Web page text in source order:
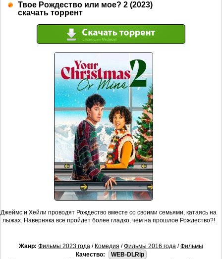
Твое Рождество или мое? 2 (2023)
скачать торрент
Джеймс и Хейли проводят Рождество вместе со своими семьями, катаясь на
лыжах. Наверняка все пройдет более гладко, чем на прошлое Рождество?!
Жанр: Фильмы 2023 года / Комедия /Фильмы 2016 года /Фильмы
Качество:
WEB-DLRip